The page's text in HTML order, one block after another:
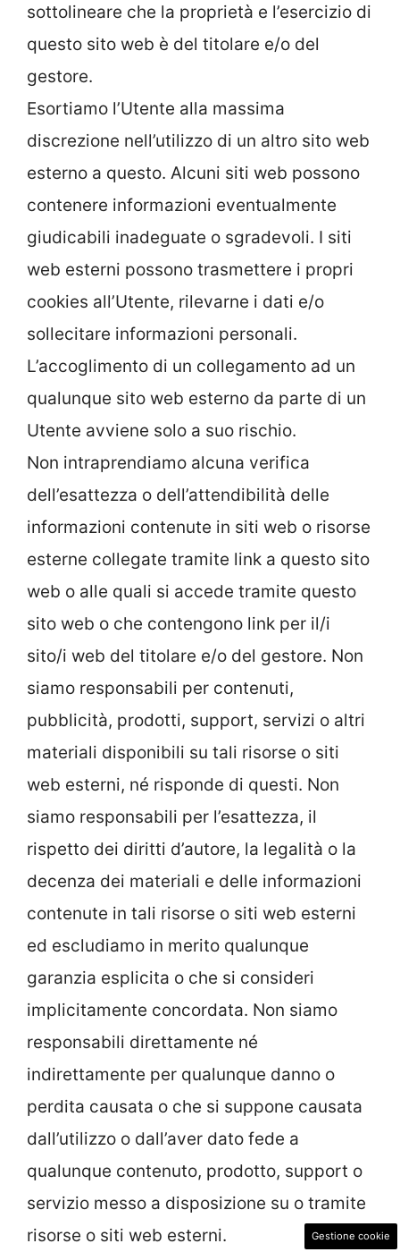
sottolineare che la proprietà e l’esercizio di
questo sito web è del titolare e/o del
gestore.
Esortiamo l’Utente alla massima
discrezione nell’utilizzo di un altro sito web
esterno a questo. Alcuni siti web possono
contenere informazioni eventualmente
giudicabili inadeguate o sgradevoli. I siti
web esterni possono trasmettere i propri
cookies all’Utente, rilevarne i dati e/o
sollecitare informazioni personali.
L’accoglimento di un collegamento ad un
qualunque sito web esterno da parte di un
Utente avviene solo a suo rischio.
Non intraprendiamo alcuna verifica
dell’esattezza o dell’attendibilità delle
informazioni contenute in siti web o risorse
esterne collegate tramite link a questo sito
web o alle quali si accede tramite questo
sito web o che contengono link per il/i
sito/i web del titolare e/o del gestore. Non
siamo responsabili per contenuti,
pubblicità, prodotti, support, servizi o altri
materiali disponibili su tali risorse o siti
web esterni, né risponde di questi. Non
siamo responsabili per l’esattezza, il
rispetto dei diritti d’autore, la legalità o la
decenza dei materiali e delle informazioni
contenute in tali risorse o siti web esterni
ed escludiamo in merito qualunque
garanzia esplicita o che si consideri
implicitamente concordata. Non siamo
responsabili direttamente né
indirettamente per qualunque danno o
perdita causata o che si suppone causata
dall’utilizzo o dall’aver dato fede a
qualunque contenuto, prodotto, support o
servizio messo a disposizione su o tramite
risorse o siti web esterni.
Gestione cookie